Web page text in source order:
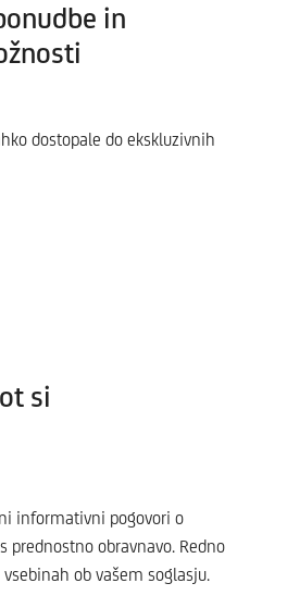
in
dostopale do ekskluzivnih
si
informativni pogovori o
prednostno obravnavo. Redno
ob vašem soglasju.